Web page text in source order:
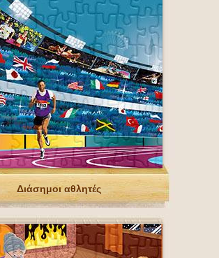
Διάσημοι αθλητές